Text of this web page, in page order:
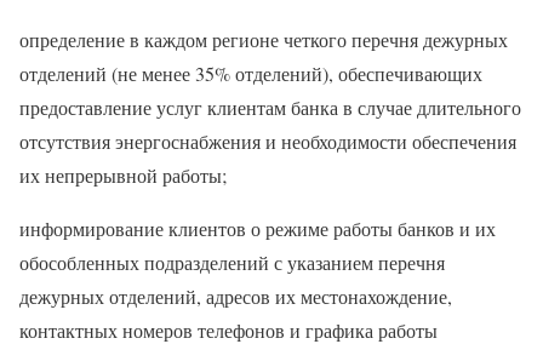
определение в каждом регионе четкого перечня дежурных
отделений (не менее 35% отделений), обеспечивающих
предоставление услуг клиентам банка в случае длительного
отсутствия энергоснабжения и необходимости обеспечения
их непрерывной работы;
информирование клиентов о режиме работы банков и их
обособленных подразделений с указанием перечня
дежурных отделений, адресов их местонахождение,
контактных номеров телефонов и графика работы